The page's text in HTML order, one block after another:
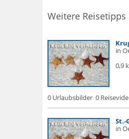
Weitere
in
0,9
0 Urlaubsbilder 0
St.-
in